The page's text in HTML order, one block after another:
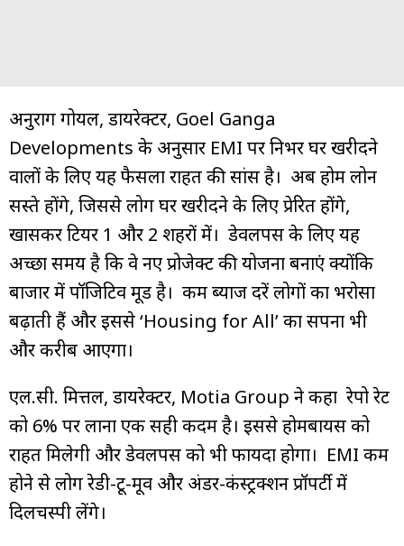
अनुराग गोयल, डायरेक्टर, Goel Ganga
Developments के अनुसार EMI पर निर्भर घर खरीदने
वालों के लिए यह फैसला राहत की सांस है। अब होम लोन
सस्ते होंगे, जिससे लोग घर खरीदने के लिए प्रेरित होंगे,
खासकर टियर 1 और 2 शहरों में। डेवलपर्स के लिए यह
अच्छा समय है कि वे नए प्रोजेक्ट की योजना बनाएं क्योंकि
बाजार में पॉजिटिव मूड है। कम ब्याज दरें लोगों का भरोसा
बढ़ाती हैं और इससे ‘Housing for All’ का सपना भी
और करीब आएगा।
एल.सी. मित्तल, डायरेक्टर, Motia Group ने कहा रेपो रेट
को 6% पर लाना एक सही कदम है। इससे होमबायर्स को
राहत मिलेगी और डेवलपर्स को भी फायदा होगा। EMI कम
होने से लोग रेडी-टू-मूव और अंडर-कंस्ट्रक्शन प्रॉपर्टी में
दिलचस्पी लेंगे।